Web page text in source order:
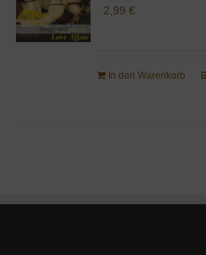
2,99 €
In den Warenkorb